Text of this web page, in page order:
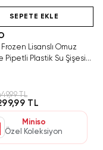
Satın Al
Satın Al
SEPETE EKLE
Lisanslı Omuz
Pipetli Plastik Su Şişesi
TL
TL
Miniso
Özel Koleksiyon